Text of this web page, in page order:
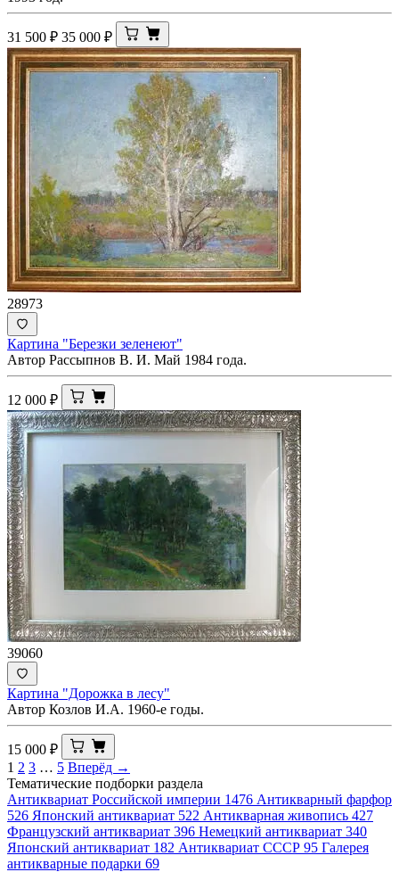
31 500 ₽ 35 000 ₽
28973
Картина "Березки зеленеют"
Автор Рассыпнов В. И. Май 1984 года.
12 000 ₽
39060
Картина "Дорожка в лесу"
Автор Козлов И.А. 1960-е годы.
15 000 ₽
1 2 3 … 5 Вперёд →
Тематические подборки раздела
Антиквариат Российской империи 1476 Антикварный фарфор
526 Японский антиквариат 522 Антикварная живопись 427
Французский антиквариат 396 Немецкий антиквариат 340
Японский антиквариат 182 Антиквариат СССР 95 Галерея
антикварные подарки 69